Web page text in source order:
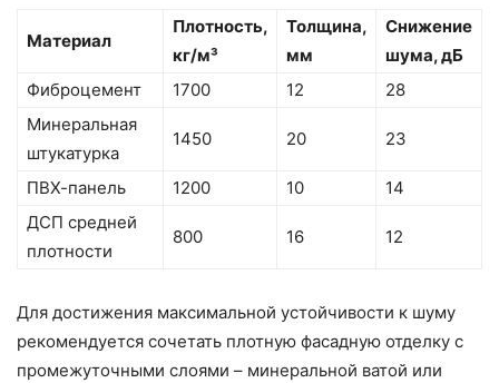
Материал
Плотность,
кг/м³
Толщина,
мм
Снижение
шума, дБ
Фиброцемент
1700 12
28
Минеральная
штукатурка
1450 20 23
ПВХ-панель 1200 10
14
ДСП средней
плотности
800 16 12
Для достижения максимальной устойчивости к шуму
рекомендуется сочетать плотную фасадную отделку с
промежуточными слоями – минеральной ватой или